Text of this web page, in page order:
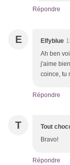
Répondre
E Elfyblue
Ah ben
j'aime
coince, tu
Répondre
T Tout
Bravo!
Répondre